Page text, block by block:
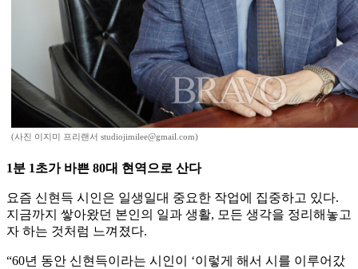
(사진 이지미 프리랜서 studiojimilee@gmail.com)
1분 1초가 바쁜 80대 현역으로 산다
요즘 신현득 시인은 일생일대 중요한 작업에 집중하고 있다.
지금까지 쌓아왔던 본인의 일과 생활, 모든 생각을 정리해놓고
자 하는 것처럼 느껴졌다.
“60년 동안 신현득이라는 시인이 ‘이렇게 해서 시를 이루어갔